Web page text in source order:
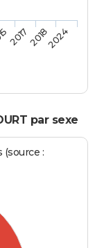
201720182024
par sexe
: